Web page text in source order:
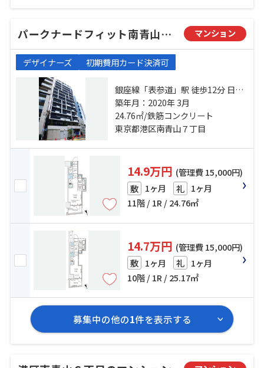
パークナードフィット南青山Vista マンション
デザイナーズ 初期費用カード決済可
銀座線「表参道」駅 徒歩12分 日比
谷線「広尾」駅 徒歩15分 都営大江
戸線「六本木」駅 徒歩14分
築年月：2020年 3月
24.76㎡/鉄筋コンクリート
東京都港区南青山７丁目
14.9万円 (管理費 15,000円)
敷 1ヶ月 礼 1ヶ月
11階 / 1R / 24.76㎡
14.7万円 (管理費 15,000円)
敷 1ヶ月 礼 1ヶ月
10階 / 1R / 25.17㎡
募集中の他の1件を表示する